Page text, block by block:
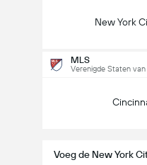
New York
MLS
Verenigde Staten van
Voeg de New York
- Meer